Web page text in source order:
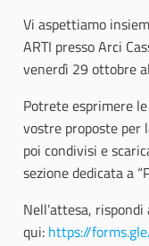
Vi aspettiamo
ARTI presso Arci
venerdì 29 ottobre
Potrete esprimere
vostre proposte
poi condivisi e
sezione dedicata a
Nell’attesa,
qui: https://